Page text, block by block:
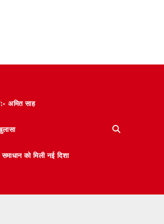
अमित साह
को मिली नई दिशा